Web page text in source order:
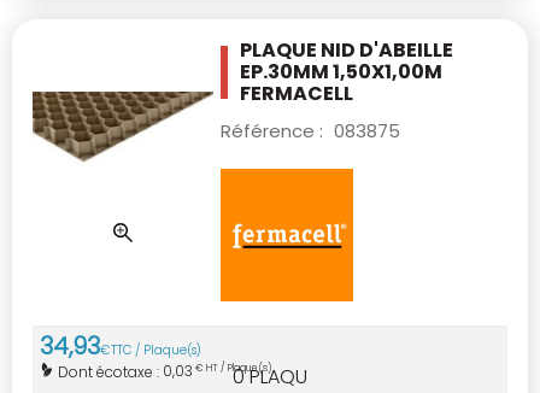
PLAQUE NID D'ABEILLE
EP.30MM 1,50X1,00M
FERMACELL
Référence : 083875
34,93€TTC / Plaque(s)
Dont écotaxe : 0,03 € HT / Plaque(s)
0PLAQU